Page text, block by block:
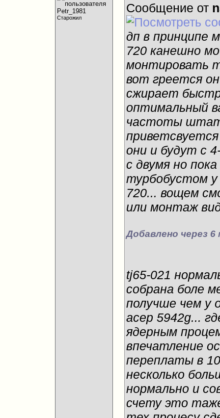
Старожил
Сообщение от
дп в принципе
720 канешно
монтировать
вот греется
сжирает
оптимальный
частоты
они и будут с
с двумя но
турбобустом у
720... вощем
или монтаж
Добавлено через 6
tj65-021
собрана боле
получше чем у
асер 5942g...
ядерным
впечатление
переплаты в
несколько
нормально и
счету это